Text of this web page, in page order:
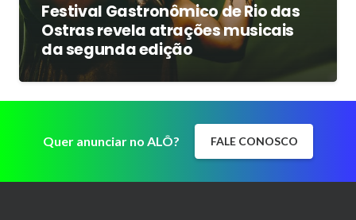
Festival Gastronômico de Rio das
Ostras revela atrações musicais
da segunda edição
Quer anunciar no ALÔ? FALE CONOSCO